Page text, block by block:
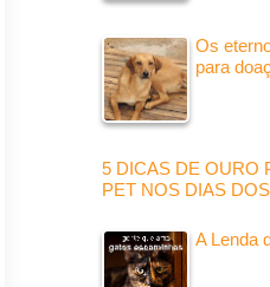
Os
para
5 DICAS DE OURO
PET NOS DIAS
A Lenda